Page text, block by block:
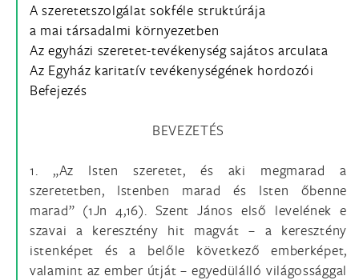
A szeretetszolgálat sokféle struktúrája
a mai társadalmi környezetben
Az egyházi szeretet-tevékenység sajátos arculata
Az Egyház karitatív tevékenységének hordozói
Befejezés
BEVEZETÉS
1. „Az Isten szeretet, és aki megmarad a
szeretetben, Istenben marad és Isten őbenne
marad” (1Jn 4,16). Szent János első levelének e
szavai a keresztény hit magvát – a keresztény
istenképet és a belőle következő emberképet,
valamint az ember útját – egyedülálló világossággal